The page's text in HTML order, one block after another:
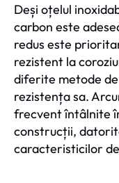
Deși oțelul
carbon este
redus este
rezistent la
diferite metode
rezistența sa.
frecvent întâlnite
construcții,
caracteristicilor